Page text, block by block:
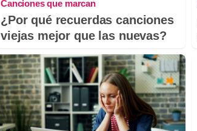
Canciones que marcan
¿Por qué recuerdas canciones
viejas mejor que las nuevas?